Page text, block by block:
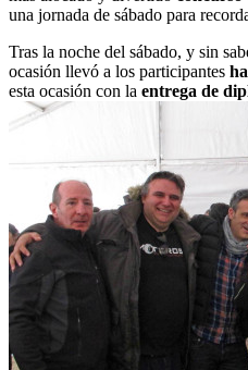
una jornada de sábado para
Tras la noche del sábado, y sin
ocasión llevó a los participantes
esta ocasión con la entrega de